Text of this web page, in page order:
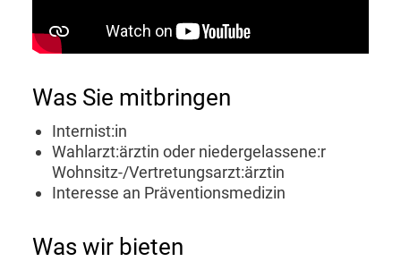
Was Sie mitbringen
Internist:in
Wahlarzt:ärztin oder niedergelassene:r
Wohnsitz-/Vertretungsarzt:ärztin
Interesse an Präventionsmedizin
Was wir bieten